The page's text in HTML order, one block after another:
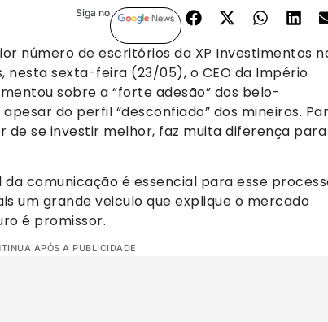
Siga no
número de escritórios da XP Investimentos
nesta sexta-feira (23/05), o CEO da Império
sobre a “forte adesão” dos belo-
do perfil “desconfiado” dos mineiros.
de se investir melhor, faz muita diferença
comunicação é essencial para esse
um grande veiculo que explique o mercado
é promissor.
APÓS A PUBLICIDADE